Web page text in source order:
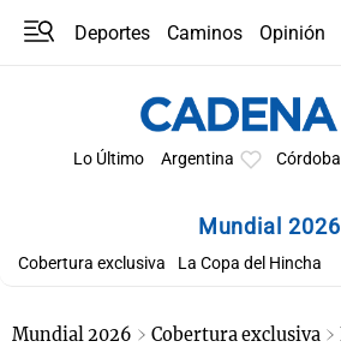
Deportes Caminos
Opinión
Lo Último Argentina Córdoba
Mundial 2026
Cobertura exclusiva La Copa del Hincha
Mundial 2026 Cobertura exclusiva